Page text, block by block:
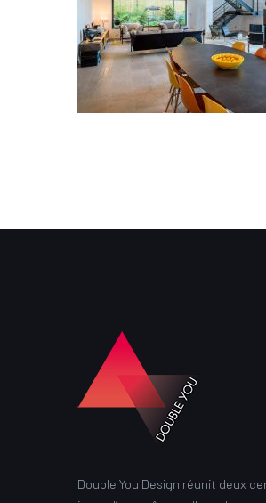
Double You Design réunit deux